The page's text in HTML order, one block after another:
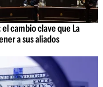
cambio clave que La
a sus aliados